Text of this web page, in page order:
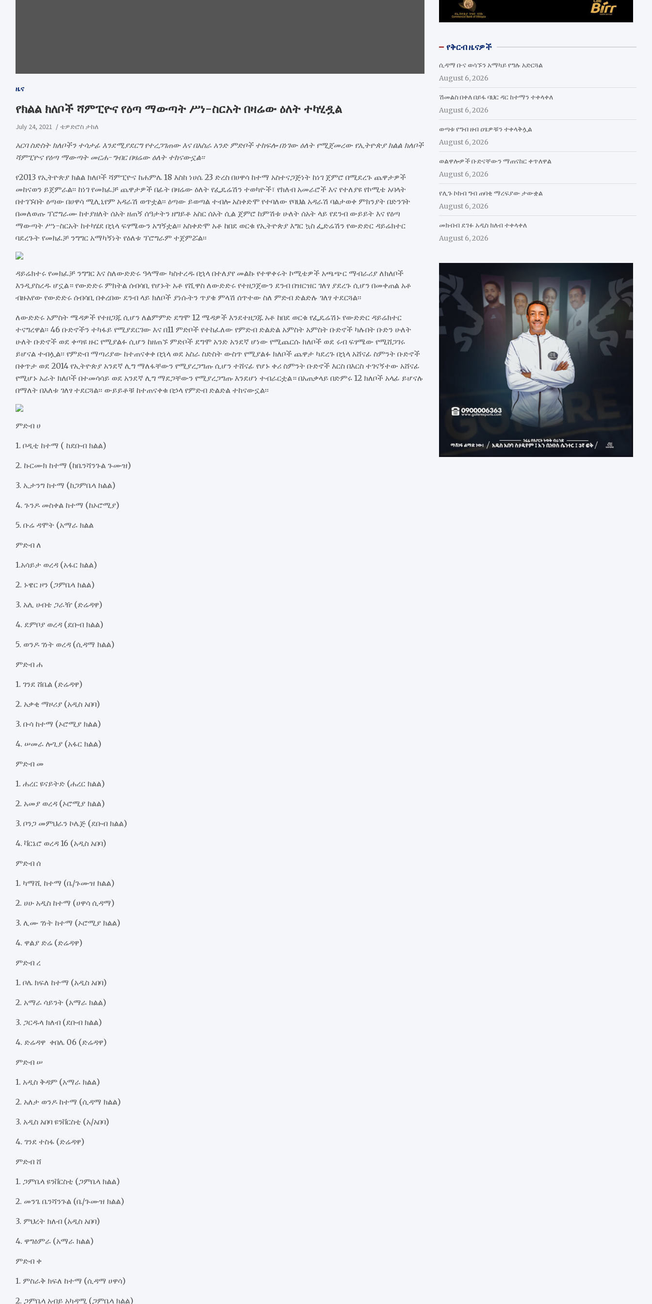
ዜና
የክልል ክለቦች ሻምፒዮና የዕጣ ማውጣት ሥነ-ስርአት በዛሬው ዕለት ተካሂዷል
July 24, 2021 ቴዎድሮስ ታከለ
አርባ ስድስት ክለቦችን ተሳታፊ እንደሚያደርግ የተረጋገጠው እና በአስራ አንድ ምድቦች ተከፍሎ በነገው ዕለት የሚጀመረው የኢትዮጵያ ክልል ክለቦች
ሻምፒዮና የዕጣ ማውጣት መርሐ-ግብር በዛሬው ዕለት ተከናውኗል፡፡
የ2013 የኢትዮጵያ ክልል ክለቦች ሻምፒዮና ከሐምሌ 18 እስከ ነሀሴ 23 ድረስ በሀዋሳ ከተማ አስተናጋጅነት ከነገ ጀምሮ በሚደረጉ ጨዋታዎች
መከናወን ይጀምራል፡፡ ከነገ የመክፈቻ ጨዋታዎች በፊት በዛሬው ዕለት የፌዴሬሽን ተወካዮች፣ የክለብ አመራሮች እና የተለያዩ የኮሚቴ አባላት
በተገኙበት ዕጣው በሀዋሳ ሚሊኒየም አዳራሽ ወጥቷል፡፡ ዕጣው ይወጣል ተብሎ አስቀድሞ የተባለው የባህል አዳራሽ ባልታወቀ ምክንያት በድንገት
በመለወጡ ፕሮግራሙ ከተያዘለት ሰአት ዘጠኝ ሰዓታትን ዘግይቶ አስር ሰአት ሲል ጀምሮ ከምሽቱ ሁለት ሰአት ላይ የደንብ ውይይት እና የዕጣ
ማውጣት ሥነ-ስርአት ከተካሄደ በኋላ ፍፃሜውን አግኝቷል፡፡ አስቀድሞ አቶ ከበደ ወርቁ የኢትዮጵያ እግር ኳስ ፌድሬሽን የውድድር ዳይሬክተር
ባደረጉት የመክፈቻ ንግግር አማካኝነት የዕለቱ ፕሮግራም ተጀምሯል፡፡
ዳይሬክተሩ የመክፈቻ ንግግር እና ስለውድድሩ ዓላማው ካስተረዱ በኋላ በተለያየ መልኩ የተዋቀሩት ኮሚቴዎች አጫጭር ማብራሪያ ለክለቦች
እንዲያስረዱ ሆኗል። የውድድሩ ምክትል ሰብሳቢ የሆኑት አቶ የሺዋስ ለውድድሩ የተዘጋጀውን ደንብ በዝርዝር ገለፃ ያደረጉ ሲሆን በመቀጠል አቶ
ብዙአየው የውድድሩ ሰብሳቢ በቀረበው ደንብ ላይ ክለቦች ያነሱትን ጥያቄ ምላሽ ሰጥተው ስለ ምድብ ድልድሉ ገለፃ ተደርጓል፡፡
ለውድድሩ አምስት ሜዳዎች የተዘጋጁ ሲሆን ለልምምድ ደግሞ 12 ሜዳዎች እንደተዘጋጁ አቶ ከበደ ወርቁ የፌዴሬሽኑ የውድድር ዳይሬክተር
ተናግረዋል፡፡ 46 ቡድኖችን ተካፋይ የሚያደርገው እና በ11 ምድቦች የተከፈለው የምድብ ድልድል አምስት አምስት ቡድኖች ካሉበት ቡድን ሁለት
ሁለት ቡድኖች ወደ ቀጣዩ ዙር የሚያልፉ ሲሆን ከዘጠኙ ምድቦች ደግሞ አንድ አንደኛ ሆነው የሚጨርሱ ክለቦች ወደ ሩብ ፍፃሜው የሚሸጋገሩ
ይሆናል ተብሏል፡፡ የምድብ ማጣሪያው ከተጠናቀቀ በኋላ ወደ አስራ ስድስት ውስጥ የሚያልፉ ክለቦች ጨዋታ ካደረጉ በኋላ አሸናፊ ስምንት ቡድኖች
በቀጥታ ወደ 2014 የኢትዮጵያ አንደኛ ሊግ ማለፋቸውን የሚያረጋግጡ ሲሆን ተሸናፊ የሆኑ ቀሪ ስምንት ቡድኖች እርስ በእርስ ተገናኝተው አሸናፊ
የሚሆኑ አራት ክለቦች በተመሳሳይ ወደ አንደኛ ሊግ ማደጋቸውን የሚያረጋግጡ እንደሆነ ተብራርቷል። በአጠቃላይ በድምሩ 12 ክለቦች አላፊ ይሆናሉ
በማለት በእለቱ ገለፃ ተደርጓል፡፡ ውይይቶቹ ከተጠናቀቁ በኃላ የምድብ ድልድል ተከናውኗል፡፡
ምድብ ሀ
1. ቦዲቲ ከተማ ( ከደቡብ ክልል)
2. ኩርሙክ ከተማ (ከቤንሻንጉል ጉሙዝ)
3. ኢታንግ ከተማ (ከጋምቤላ ክልል)
4. ጉንዶ መስቀል ከተማ (ከኦሮሚያ)
5. ቡሬ ዳሞት (አማራ ክልል
ምድብ ለ
1.አሳይታ ወረዳ (አፋር ክልል)
2. ኑዌር ዞን (ጋምቤላ ክልል)
3. አሊ ሀብቴ ጋራዥ (ድሬዳዋ)
4. ደምቦያ ወረዳ (ደቡብ ክልል)
5. ወንዶ ገነት ወረዳ (ሲዳማ ክልል)
ምድብ ሐ
1. ገንደ ሸቤል (ድሬዳዋ)
2. አቃቂ ማዞሪያ (አዲስ አበባ)
3. ቡሳ ከተማ (ኦሮሚያ ክልል)
4. ሠመራ ሎጊያ (አፋር ክልል)
ምድብ መ
1. ሐረር ዩናይትድ (ሐረር ክልል)
2. አመያ ወረዳ (ኦሮሚያ ክልል)
3. ቦንጋ መምህራን ኮሌጅ (ደቡብ ክልል)
4. ቫርኔሮ ወረዳ 16 (አዲስ አበባ)
ምድብ ሰ
1. ካማሺ ከተማ (ቤ/ጉሙዝ ክልል)
2. ሀሁ አዲስ ከተማ (ሀዋሳ ሲዳማ)
3. ሊሙ ገነት ከተማ (ኦሮሚያ ክልል)
4. ዋልያ ድሬ (ድሬዳዋ)
ምድብ ረ
1. ቦሌ ክፍለ ከተማ (አዲስ አበባ)
2. አማራ ሳይንት (አማራ ክልል)
3. ጋርዱላ ክለብ (ደቡብ ክልል)
4. ድሬዳዋ ቀበሌ 06 (ድሬዳዋ)
ምድብ ሠ
1. አዲስ ቅዳም (አማራ ክልል)
2. አለታ ወንዶ ከተማ (ሲዳማ ክልል)
3. አዲስ አበባ ዩንቨርስቲ (አ/አበባ)
4. ገንደ ተስፋ (ድሬዳዋ)
ምድብ ሸ
1. ጋምቤላ ዩንቨርስቲ (ጋምቤላ ክልል)
2. መንጌ ቤንሻንጉል (ቤ/ጉሙዝ ክልል)
3. ምህረት ክለብ (አዲስ አበባ)
4. ዋግዕምራ (አማራ ክልል)
ምድብ ቀ
1. ምስራቅ ክፍለ ከተማ (ሲዳማ ሀዋሳ)
2. ጋምቤላ አብይ አካዳሚ (ጋምቤላ ክልል)
የቅርብ ዜናዎች
ሲዳማ ቡና ወሳኙን አማካይ የግሉ አድርጓል
August 6, 2026
ሽመልስ በቀለ በይፋ ባህር ዳር ከተማን ተቀላቀለ
August 6, 2026
ወጣቱ የግብ ዘብ ዐፄዎቹን ተቀላቅሏል
August 6, 2026
ወልዋሎዎች ቡድናቸውን ማጠናከር ቀጥለዋል
August 6, 2026
የሊጉ ኮከብ ግብ ጠባቂ ማረፍያው ታውቋል
August 6, 2026
መክብብ ደገፉ አዲስ ክለብ ተቀላቀለ
August 6, 2026